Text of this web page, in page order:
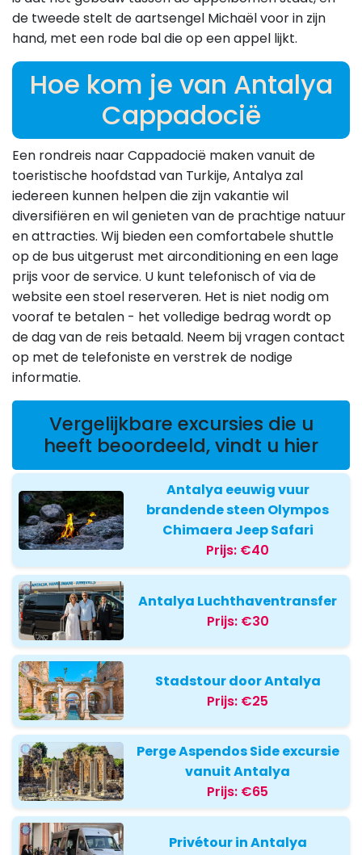
de tweede stelt de aartsengel Michaël voor in zijn
hand, met een rode bal die op een appel lijkt.
Hoe kom je van Antalya
Cappadocië
Een rondreis naar Cappadocië maken vanuit de
toeristische hoofdstad van Turkije, Antalya zal
iedereen kunnen helpen die zijn vakantie wil
diversifiëren en wil genieten van de prachtige natuur
en attracties. Wij bieden een comfortabele shuttle
op de bus uitgerust met airconditioning en een lage
prijs voor de service. U kunt telefonisch of via de
website een stoel reserveren. Het is niet nodig om
vooraf te betalen - het volledige bedrag wordt op
de dag van de reis betaald. Neem bij vragen contact
op met de telefoniste en verstrek de nodige
informatie.
Vergelijkbare excursies die u
heeft beoordeeld, vindt u hier
Antalya eeuwig vuur
brandende steen Olympos
Chimaera Jeep Safari
Prijs: €40
Antalya Luchthaventransfer
Prijs: €30
Stadstour door Antalya
Prijs: €25
Perge Aspendos Side excursie
vanuit Antalya
Prijs: €65
Privétour in Antalya